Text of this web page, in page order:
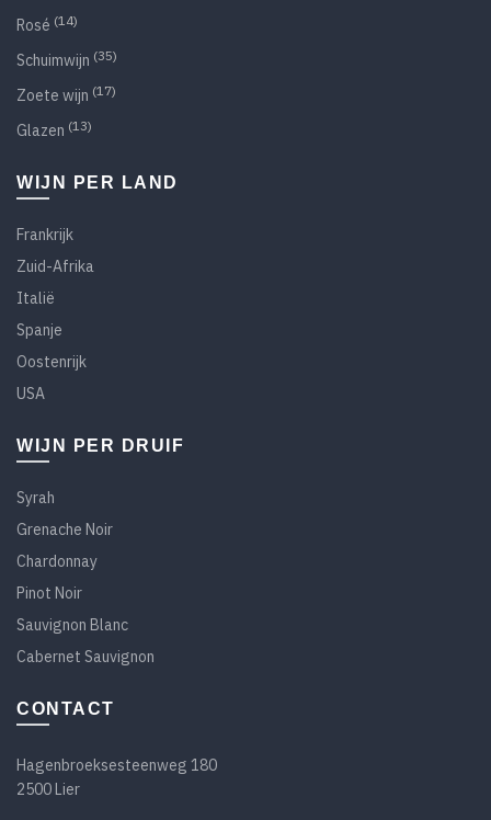
Rosé (14)
Schuimwijn (35)
Zoete wijn (17)
Glazen (13)
WIJN PER LAND
Frankrijk
Zuid-Afrika
Italië
Spanje
Oostenrijk
USA
WIJN PER DRUIF
Syrah
Grenache Noir
Chardonnay
Pinot Noir
Sauvignon Blanc
Cabernet Sauvignon
CONTACT
Hagenbroeksesteenweg 180
2500 Lier